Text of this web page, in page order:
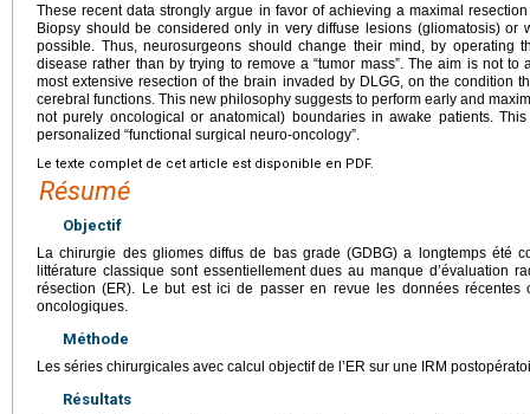
These recent data strongly argue in favor of achieving a maximal
Biopsy should be considered only in very diffuse lesions (gliomatosis) or
possible. Thus, neurosurgeons should change their mind, by operating
disease rather than by trying to remove a “tumor mass”. The aim is not to
most extensive resection of the brain invaded by DLGG, on the condition
cerebral functions. This new philosophy suggests to perform early and
not purely oncological or anatomical) boundaries in awake patients.
personalized “functional surgical neuro-oncology”.
Le texte complet de cet article est disponible en PDF.
Résumé
Objectif
La chirurgie des gliomes diffus de bas grade (GDBG) a longtemps été
littérature classique sont essentiellement dues au manque d’évaluation
résection (ER). Le but est ici de passer en revue les données récentes
oncologiques.
Méthode
Les séries chirurgicales avec calcul objectif de l’ER sur une IRM
Résultats